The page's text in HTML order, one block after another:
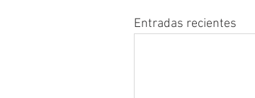
Entradas recientes